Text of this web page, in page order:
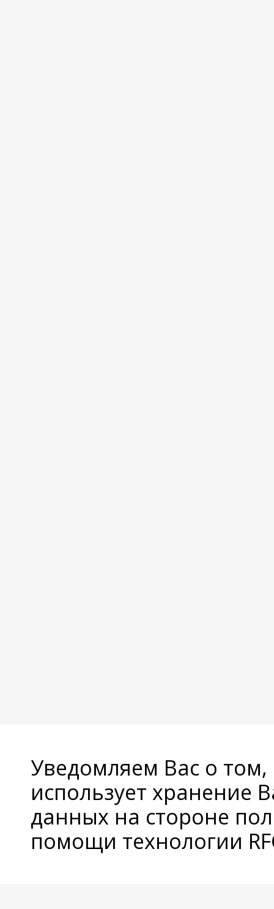
Уведомляем Вас о
использует хранение
данных на стороне
помощи технологии